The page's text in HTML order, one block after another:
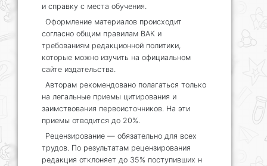
и справку с места обучения.
Оформление материалов происходит
согласно общим правилам ВАК и
требованиям редакционной политики,
которые можно изучить на официальном
сайте издательства.
Авторам рекомендовано полагаться только
на легальные приемы цитирования и
заимствования первоисточников. На эти
приемы отводится до 20%.
Рецензирование — обязательно для всех
трудов. По результатам рецензирования
редакция отклоняет до 35% поступивших н